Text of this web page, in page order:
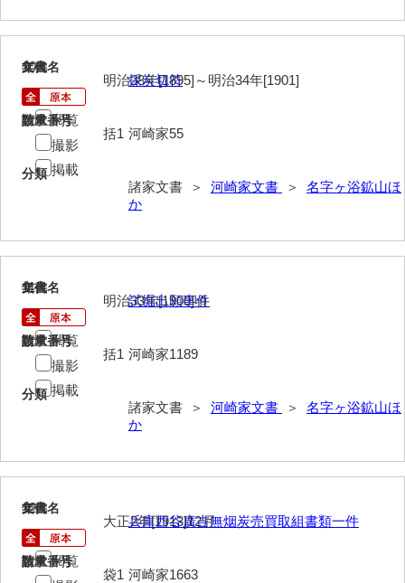
小田家文書（柳井市和田）
小野家文書
梶山家文書
堅田家文書（一般郷土伝来）
片山家文書（美和町）
10
文書名
採炭切符
請求番号
河崎家55
分類
諸家文書 ＞ 河崎家文書 ＞ 名字ヶ浴鉱山ほ
か
年代
明治28年[1895]～明治34年[1901]
数量
括1
閲覧
撮影
掲載
11
文書名
試掘出願事件
請求番号
河崎家1189
分類
諸家文書 ＞ 河崎家文書 ＞ 名字ヶ浴鉱山ほ
か
年代
明治33年[1900]頃
数量
括1
閲覧
撮影
掲載
12
文書名
兵庫西谷廣吉無烟炭売買取組書類一件
請求番号
河崎家1663
年代
大正2年[1913]12月
数量
袋1
閲覧